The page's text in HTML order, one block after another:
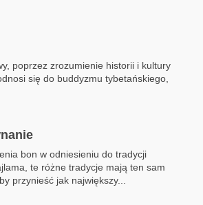
poprzez zrozumienie historii i kultury
się do buddyzmu tybetańskiego,
bon w odniesieniu do tradycji
te różne tradycje mają ten sam
przynieść jak największy...